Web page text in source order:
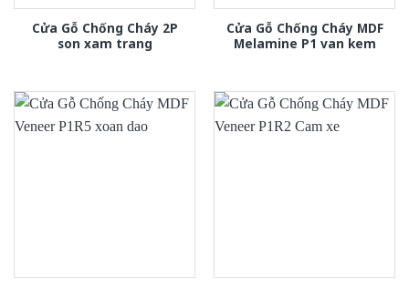
Cửa Gỗ Chống Cháy 2P
son xam trang
Cửa Gỗ Chống Cháy MDF
Melamine P1 van kem